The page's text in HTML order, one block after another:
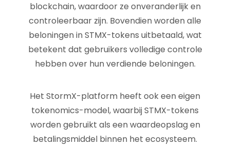
blockchain, waardoor ze onveranderlijk en
controleerbaar zijn. Bovendien worden alle
beloningen in STMX-tokens uitbetaald, wat
betekent dat gebruikers volledige controle
hebben over hun verdiende beloningen.
Het StormX-platform heeft ook een eigen
tokenomics-model, waarbij STMX-tokens
worden gebruikt als een waardeopslag en
betalingsmiddel binnen het ecosysteem.